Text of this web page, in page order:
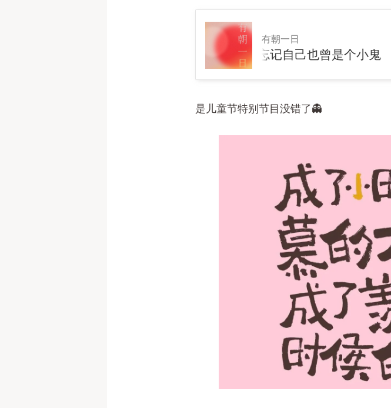
有朝一日
60 儿童节｜正经久了差点忘记自己也曾是个小鬼
是儿童节特别节目没错了👻